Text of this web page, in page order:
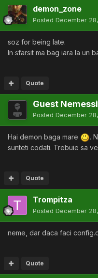
demon_zone
Posted December
soz for being late.
In sfarsit ma bag iara la un
Quote
Guest
Posted December
Hai demon baga mare
.
sunteti codati. Trebuie sa
Quote
Trompitza
Posted December
neme, dar daca faci
Quote